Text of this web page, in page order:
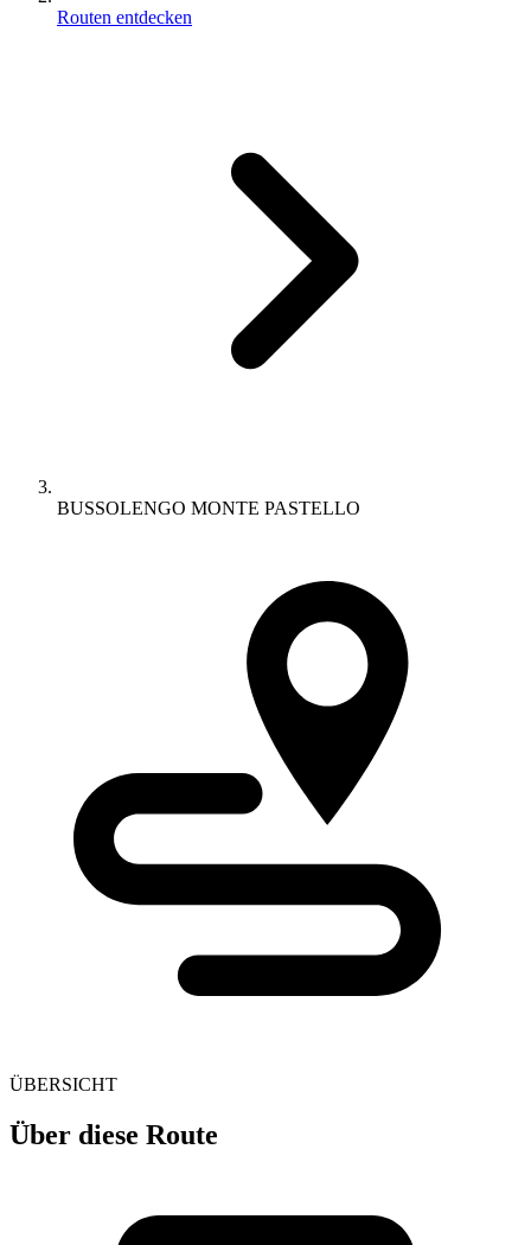
Routen entdecken
BUSSOLENGO MONTE PASTELLO
ÜBERSICHT
Über diese Route